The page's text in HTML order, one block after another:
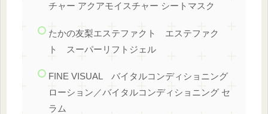
チャー アクアモイスチャー シートマスク
たかの友梨エステファクト エステファク
ト スーパーリフトジェル
FINE VISUAL バイタルコンディショニング
ローション／バイタルコンディショニング セ
ラム